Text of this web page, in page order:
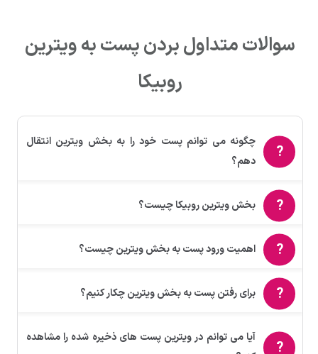
سوالات متداول بردن پست به ویترین
روبیکا
چگونه می توانم پست خود را به بخش ویترین انتقال
دهم؟
بخش ویترین روبیکا چیست؟
اهمیت ورود پست به بخش ویترین چیست؟
برای رفتن پست به بخش ویترین چکار کنیم؟
آیا می توانم در ویترین پست های ذخیره شده را مشاهده